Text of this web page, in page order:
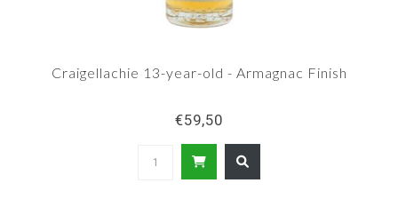
Craigellachie 13-year-old - Armagnac Finish
€59,50